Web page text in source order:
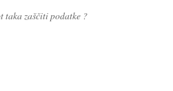
taka zaščiti podatke ?